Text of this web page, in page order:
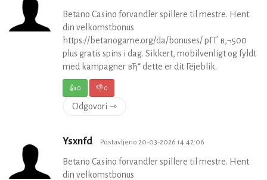
Betano Casino forvandler spillere til mestre. Hent
din velkomstbonus
https://betanogame.org/da/bonuses/ pГҐ в‚¬500
plus gratis spins i dag. Sikkert, mobilvenligt og fyldt
med kampagner вЂ“ dette er dit Гёjeblik.
👍0 👎0
Odgovori ⇾
Ysxnfd Postavljeno 20-03-2026 14:42:06
Betano Casino forvandler spillere til mestre. Hent
din velkomstbonus